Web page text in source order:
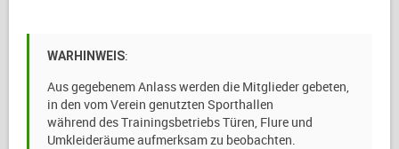
WARHINWEIS:
Aus gegebenem Anlass werden die Mitglieder gebeten,
in den vom Verein genutzten Sporthallen
während des Trainingsbetriebs Türen, Flure und
Umkleideräume aufmerksam zu beobachten.